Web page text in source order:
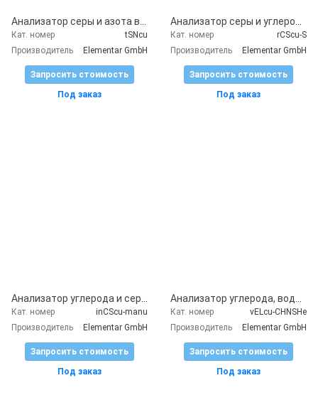
Анализатор серы и азота в нефтепродуктах trace SN cube
Кат. номер
tSNcu
Производитель
Elementar GmbH
Запросить стоимость
Под заказ
Анализатор серы и углерода rapid CS cube
Кат. номер
rCScu-S
Производитель
Elementar GmbH
Запросить стоимость
Под заказ
Кат. номер
inCScu-manu
Производитель
Elementar GmbH
Запросить стоимость
Под заказ
Кат. номер
vELcu-CHNSHe
Производитель
Elementar GmbH
Запросить стоимость
Под заказ